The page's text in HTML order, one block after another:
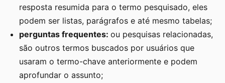
resposta resumida para o termo pesquisado, eles
podem ser listas, parágrafos e até mesmo tabelas;
perguntas frequentes: ou pesquisas relacionadas,
são outros termos buscados por usuários que
usaram o termo-chave anteriormente e podem
aprofundar o assunto;